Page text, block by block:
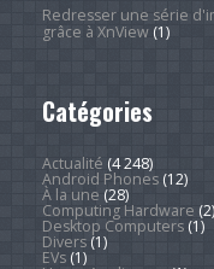
Redresser une série
grâce à XnView(1)
Catégories
Actualité (4 248)
Android Phones(12)
À la une (28)
Computing Hardware (2)
Desktop Computers(1)
Divers(1)
EVs(1)